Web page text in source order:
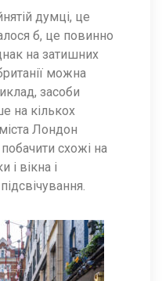
думці, це
б, це повинно
на затишних
можна
засоби
на кількох
Лондон
схожі на
і вікна і